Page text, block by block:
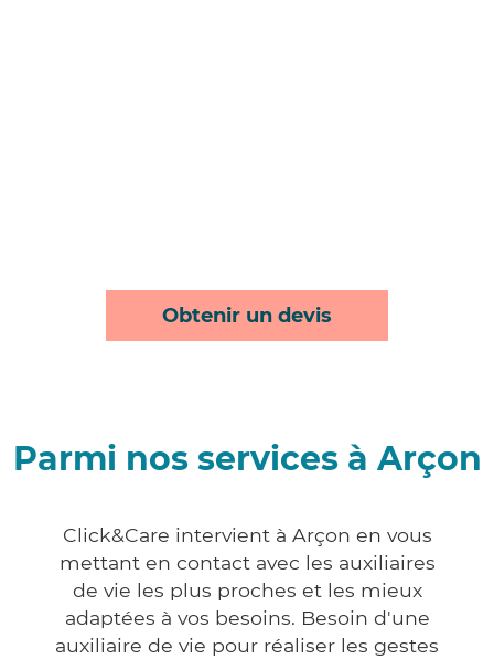
Obtenir un devis
Parmi nos services à Arçon
Click&Care intervient à Arçon en vous
mettant en contact avec les auxiliaires
de vie les plus proches et les mieux
adaptées à vos besoins. Besoin d'une
auxiliaire de vie pour réaliser les gestes